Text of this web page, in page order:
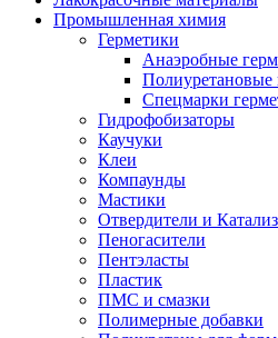
Промышленная химия
Герметики
Анаэробные
Полиуретановые
Спецмарки
Гидрофобизаторы
Каучуки
Клеи
Компаунды
Мастики
Отвердители и
Пеногасители
Пентэласты
Пластик
ПМС и смазки
Полимерные добавки